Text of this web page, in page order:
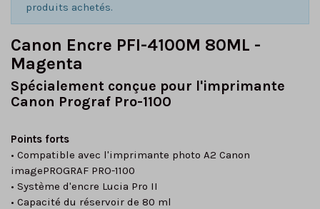
produits achetés.
Canon Encre PFI-4100M 80ML -
Magenta
Spécialement conçue pour l'imprimante
Canon Prograf Pro-1100
Points forts
• Compatible avec l'imprimante photo A2 Canon
imagePROGRAF PRO-1100
• Système d'encre Lucia Pro II
• Capacité du réservoir de 80 ml